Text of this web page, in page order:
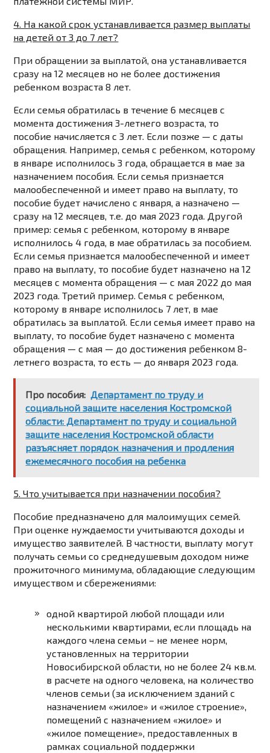
4. На какой срок устанавливается размер выплаты
на детей от 3 до 7 лет?
При обращении за выплатой, она устанавливается
сразу на 12 месяцев но не более достижения
ребенком возраста 8 лет.
Если семья обратилась в течение 6 месяцев с
момента достижения 3-летнего возраста, то
пособие начисляется с 3 лет. Если позже — с даты
обращения. Например, семья с ребенком, которому
в январе исполнилось 3 года, обращается в мае за
назначением пособия. Если семья признается
малообеспеченной и имеет право на выплату, то
пособие будет начислено с января, а назначено —
сразу на 12 месяцев, т.е. до мая 2023 года. Другой
пример: семья с ребенком, которому в январе
исполнилось 4 года, в мае обратилась за пособием.
Если семья признается малообеспеченной и имеет
право на выплату, то пособие будет назначено на 12
месяцев с момента обращения — с мая 2022 до мая
2023 года. Третий пример. Семья с ребенком,
которому в январе исполнилось 7 лет, в мае
обратилась за выплатой. Если семья имеет право на
выплату, то пособие будет назначено с момента
обращения — с мая — до достижения ребенком 8-
летнего возраста, то есть — до января 2023 года.
Про пособия: Департамент по труду и
социальной защите населения Костромской
области: Департамент по труду и социальной
защите населения Костромской области
разъясняет порядок назначения и продления
ежемесячного пособия на ребенка
5. Что учитывается при назначении пособия?
Пособие предназначено для малоимущих семей.
При оценке нуждаемости учитываются доходы и
имущество заявителей. В частности, выплату могут
получать семьи со среднедушевым доходом ниже
прожиточного минимума, обладающие следующим
имуществом и сбережениями:
одной квартирой любой площади или
несколькими квартирами, если площадь на
каждого члена семьи – не менее норм,
установленных на территории
Новосибирской области, но не более 24 кв.м.
в расчете на одного человека, на количество
членов семьи (за исключением зданий с
назначением «жилое» и «жилое строение»,
помещений с назначением «жилое» и
«жилое помещение», предоставленных в
рамках социальной поддержки